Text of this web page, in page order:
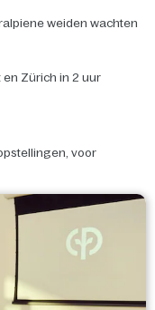
weiden wachten
Zürich in 2 uur
voor